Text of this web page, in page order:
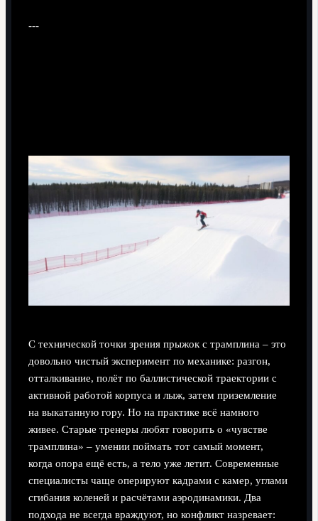
---
С технической точки зрения прыжок с трамплина – это
довольно чистый эксперимент по механике: разгон,
отталкивание, полёт по баллистической траектории с
активной работой корпуса и лыж, затем приземление
на выкатанную гору. Но на практике всё намного
живее. Старые тренеры любят говорить о «чувстве
трамплина» – умении поймать тот самый момент,
когда опора ещё есть, а тело уже летит. Современные
специалисты чаще оперируют кадрами с камер, углами
сгибания коленей и расчётами аэродинамики. Два
подхода не всегда враждуют, но конфликт назревает: